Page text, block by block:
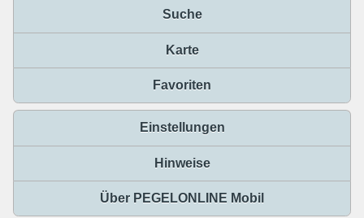
Suche
Karte
Favoriten
Einstellungen
Hinweise
Über PEGELONLINE Mobil